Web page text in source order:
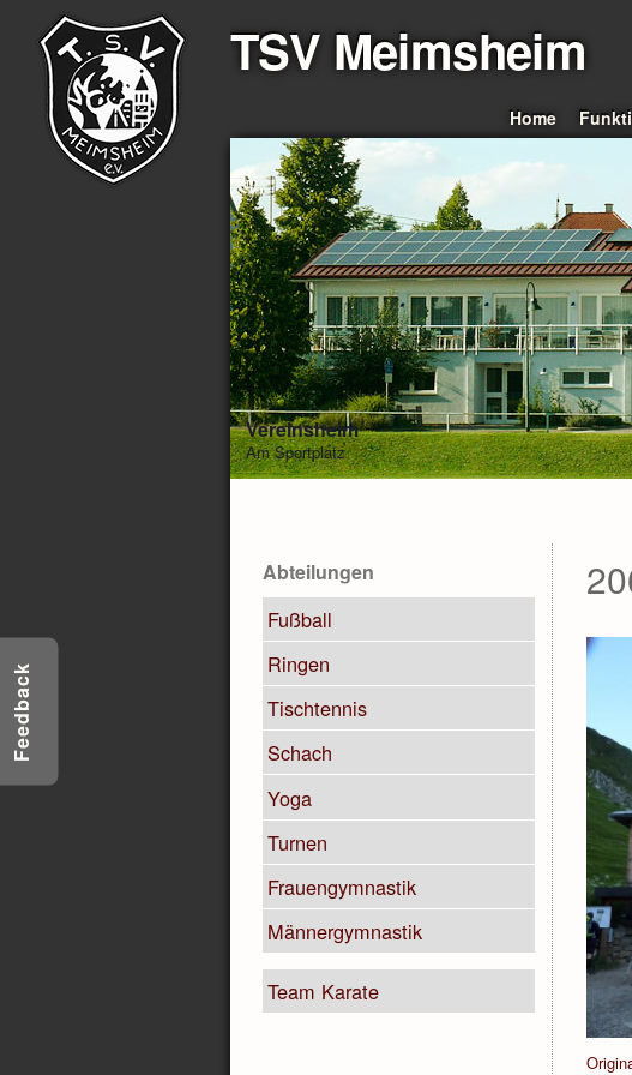
TSV Meimsheim
Home
Vereinsheim
Am Sportplatz
Abteilungen
Fußball
Ringen
Tischtennis
Schach
Yoga
Turnen
Frauengymnastik
Männergymnastik
Team Karate
Feedback